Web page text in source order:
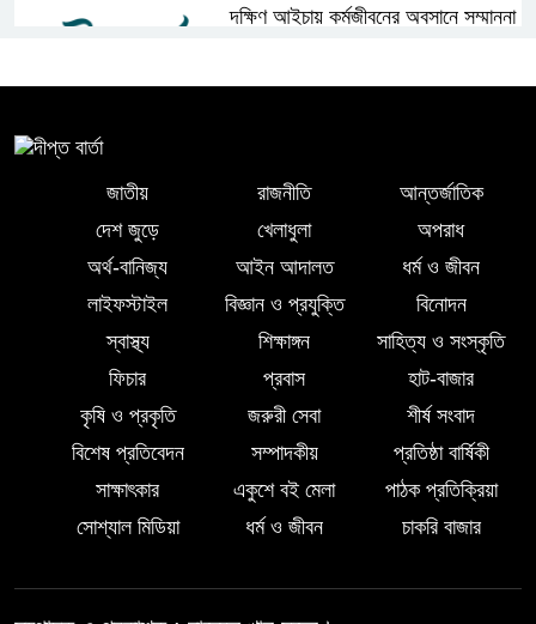
দক্ষিণ আইচায় কর্মজীবনের অবসানে সম্মাননা
নীরবতা
ইন্দোনেশিয়ার বিশ্ববিদ্যালয়ে ফুল ফান্ডেড
স্কলারশিপ অর্জন করলেন লালমোহনের
সন্তান ফাহিম
দক্ষিন আইচায় ‎বিভিন্ন পরিচয়ে বাড়িতে ঢুকে
প্রতারণার অভিযোগ, সতর্ক থাকার আহ্বান
লালমোহনে পানিতে ডুবে শিশুর মৃত্যু
জাতীয় রাজনীতি
আন্তর্জাতিক
দেশ জুড়ে
খেলাধুলা
অপরাধ
অর্থ-বানিজ্য
আইন আদালত
ধর্ম ও জীবন
লাইফস্টাইল
বিজ্ঞান ও প্রযুক্তি
বিনোদন
স্বাস্থ্য
শিক্ষাঙ্গন
সাহিত্য ও সংস্কৃতি
ফিচার
প্রবাস
হাট-বাজার
কৃষি ও প্রকৃতি
জরুরী সেবা
শীর্ষ সংবাদ
বিশেষ প্রতিবেদন
সম্পাদকীয়
প্রতিষ্ঠা বার্ষিকী
সাক্ষাৎকার
একুশে বই মেলা
পাঠক প্রতিক্রিয়া
সোশ্যাল মিডিয়া
ধর্ম ও জীবন চাকরি বাজার